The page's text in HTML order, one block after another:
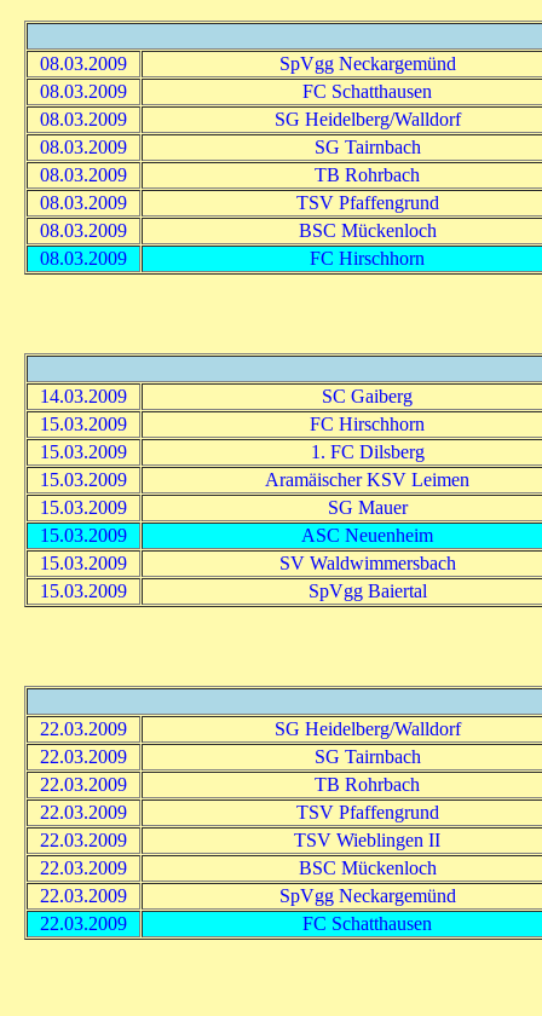
08.03.2009
SpVgg Neckargemünd
08.03.2009
FC Schatthausen
08.03.2009
SG Heidelberg/Walldorf
08.03.2009
SG Tairnbach
08.03.2009
TB Rohrbach
08.03.2009
TSV Pfaffengrund
08.03.2009
BSC Mückenloch
08.03.2009
FC Hirschhorn
14.03.2009
SC Gaiberg
15.03.2009
FC Hirschhorn
15.03.2009
1. FC Dilsberg
15.03.2009
Aramäischer KSV Leimen
15.03.2009
SG Mauer
15.03.2009
ASC Neuenheim
15.03.2009
SV Waldwimmersbach
15.03.2009
SpVgg Baiertal
22.03.2009
SG Heidelberg/Walldorf
22.03.2009
SG Tairnbach
22.03.2009
TB Rohrbach
22.03.2009
TSV Pfaffengrund
22.03.2009
TSV Wieblingen II
22.03.2009
BSC Mückenloch
22.03.2009
SpVgg Neckargemünd
22.03.2009
FC Schatthausen